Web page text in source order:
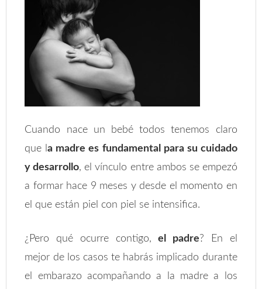
Cuando nace un bebé todos tenemos claro
que la madre es fundamental para su cuidado
y desarrollo, el vínculo entre ambos se empezó
a formar hace 9 meses y desde el momento en
el que están piel con piel se intensifica.
¿Pero qué ocurre contigo,el padre? En el
mejor de los casos te habrás implicado durante
el embarazo acompañando a la madre a los